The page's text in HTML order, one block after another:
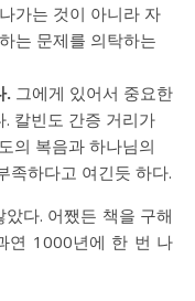
가는 것이 아니라 자
는 문제를 의탁하는
. 그에게 있어서 중요한
칼빈도 간증 거리가
의 복음과 하나님의
족하다고 여긴듯 하다.
다. 어쨌든 책을 구해
연 1000년에 한 번 나